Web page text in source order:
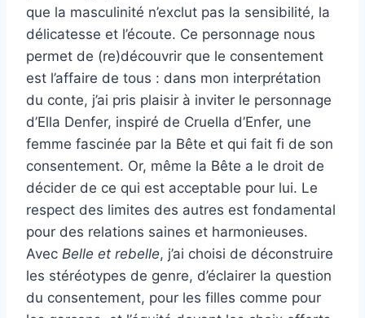
que la masculinité n’exclut pas la sensibilité, la
délicatesse et l’écoute. Ce personnage nous
permet de (re)découvrir que le consentement
est l’affaire de tous : dans mon interprétation
du conte, j’ai pris plaisir à inviter le personnage
d’Ella Denfer, inspiré de Cruella d’Enfer, une
femme fascinée par la Bête et qui fait fi de son
consentement. Or, même la Bête a le droit de
décider de ce qui est acceptable pour lui. Le
respect des limites des autres est fondamental
pour des relations saines et harmonieuses.
Avec Belle et rebelle, j’ai choisi de déconstruire
les stéréotypes de genre, d’éclairer la question
du consentement, pour les filles comme pour